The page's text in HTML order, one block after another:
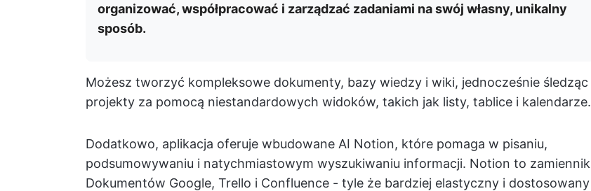
organizować, współpracować i zarządzać zadaniami na swój własny, unikalny
sposób.
Możesz tworzyć kompleksowe dokumenty, bazy wiedzy i wiki, jednocześnie śledząc
projekty za pomocą niestandardowych widoków, takich jak listy, tablice i kalendarze.
Dodatkowo, aplikacja oferuje wbudowane AI Notion, które pomaga w pisaniu,
podsumowywaniu i natychmiastowym wyszukiwaniu informacji. Notion to zamiennik
Dokumentów Google, Trello i Confluence - tyle że bardziej elastyczny i dostosowany